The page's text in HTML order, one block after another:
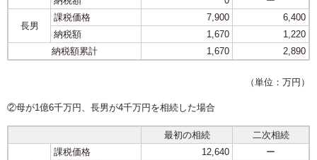
長男
課税価格 7,900
6,400
納税額
1,670
1,220
納税額累計
1,670 2,890
（単位：万円）
②母が1億6千万円、長男が4千万円を相続した場合
最初の相続 二次相続
課税価格 12,640
ー